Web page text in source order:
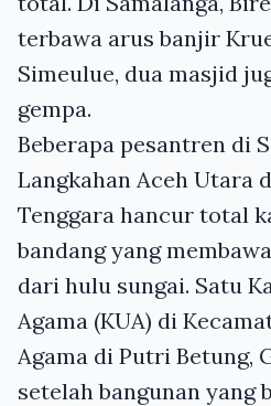
terbawa arus banjir
Simeulue, dua masjid
gempa.
Beberapa pesantren di
Langkahan Aceh Utara
Tenggara hancur total
bandang yang
dari hulu sungai. Satu
Agama (KUA) di
Agama di Putri Betung,
setelah bangunan yang